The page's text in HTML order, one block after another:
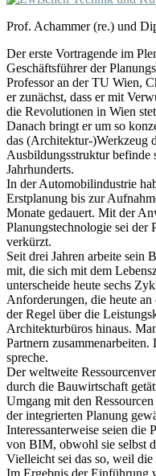
Prof. Achammer (re.) und
Der erste Vortragende im
Geschäftsführer der
Professor an der TU Wien,
er zunächst, dass er mit
die Revolutionen in Wien
Danach bringt er um so
das (Architektur-)Werkzeug
Ausbildungsstruktur befinde
Jahrhunderts.
In der Automobilindustrie
Erstplanung bis zur
Monate gedauert. Mit der
Planungstechnologie sei der
verkürzt.
Seit drei Jahren arbeite sein
mit, die sich mit dem
unterscheide heute sechs
Anforderungen, die heute
der Regel über die
Architekturbüros hinaus.
Partnern
spreche.
Der weltweite
durch die Bauwirtschaft
Umgang mit den
der integrierten Planung
Interessanterweise seien die
von BIM, obwohl sie selbst
Vielleicht sei das so, weil die
Im Ergebnis der Einführung